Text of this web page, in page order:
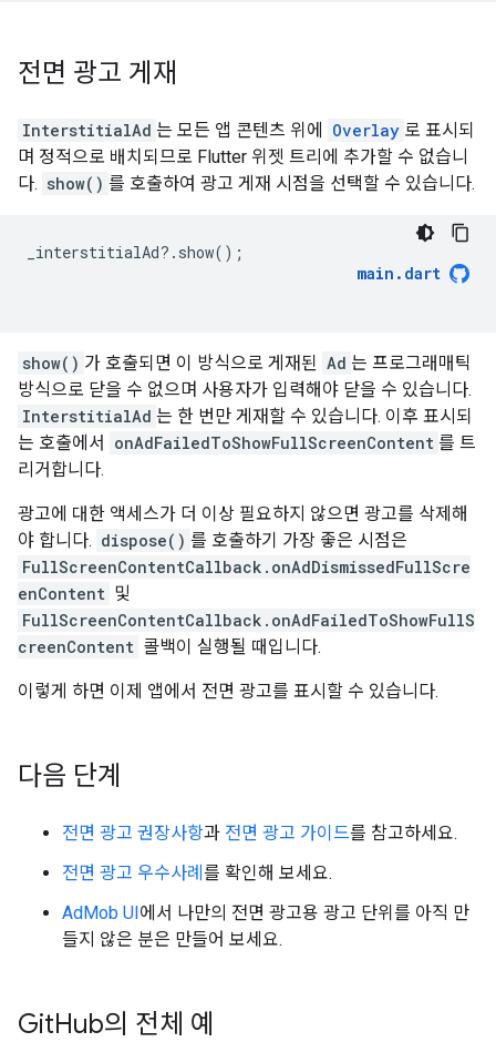
전면 광고 게재
InterstitialAd 는 모든 앱 콘텐츠 위에 Overlay 로 표시되
며 정적으로 배치되므로 Flutter 위젯 트리에 추가할 수 없습니
다. show() 를 호출하여 광고 게재 시점을 선택할 수 있습니다.
_interstitialAd? . show();
main . dart
show() 가 호출되면 이 방식으로 게재된 Ad 는 프로그래매틱
방식으로 닫을 수 없으며 사용자가 입력해야 닫을 수 있습니다.
InterstitialAd 는 한 번만 게재할 수 있습니다. 이후 표시되
는 호출에서
onAdFailedToShowFullScreenContent 를 트
리거합니다.
광고에 대한 액세스가 더 이상 필요하지 않으면 광고를 삭제해
야 합니다. dispose() 를 호출하기 가장 좋은 시점은
FullScreenContentCallback.onAdDismissedFullScre
enContent 및
FullScreenContentCallback.onAdFailedToShowFullS
creenContent 콜백이 실행될 때입니다.
이렇게 하면 이제 앱에서 전면 광고를 표시할 수 있습니다.
다음 단계
전면 광고 권장사항과 전면 광고 가이드를 참고하세요.
전면 광고 우수사례 를 확인해 보세요.
AdMob UI에서 나만의 전면 광고용 광고 단위를 아직 만
들지 않은 분은 만들어 보세요.
GitHub의 전체 예